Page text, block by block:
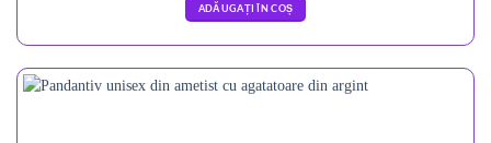
ADĂUGAȚI ÎN COȘ